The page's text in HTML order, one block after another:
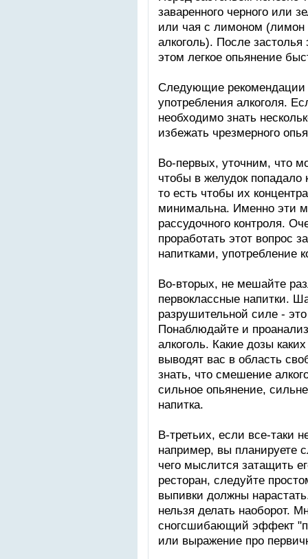
заваренного черного или
или чая с лимоном (лимон
алкоголь). После
этом легкое опьянение
Следующие рекомендации
употребления алкоголя.
необходимо знать
избежать чрезмерного
Во-первых, уточним, что
чтобы в желудок
то есть чтобы их
минимальна. Именно эти
рассудочного контроля.
проработать этот вопрос
напитками, употребление
Во-вторых, не мешайте
первоклассные напитки.
разрушительной силе -
Понаблюдайте и
алкоголь. Какие дозы
выводят вас в область
знать, что смешение
сильное опьянение,
напитка.
В-третьих, если все-таки
например, вы планируете
чего мыслится затащить
ресторан, следуйте
выпивки должны
нельзя делать наоборот.
сногсшибающий эффект
или выражение про